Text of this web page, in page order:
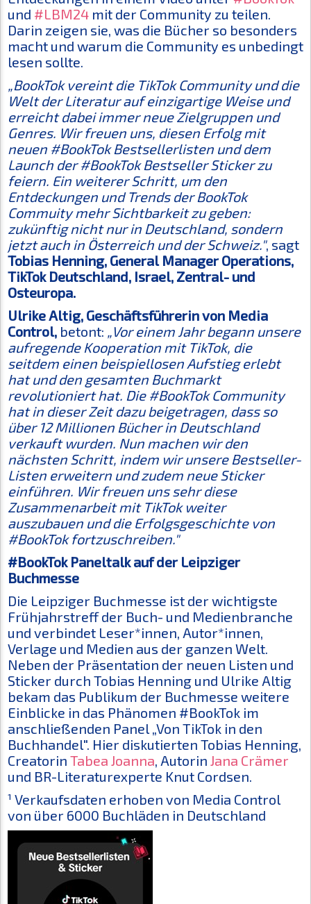
und #LBM24 mit der Community zu teilen.
Darin zeigen sie, was die Bücher so besonders
macht und warum die Community es unbedingt
lesen sollte.
„BookTok vereint die TikTok Community und die
Welt der Literatur auf einzigartige Weise und
erreicht dabei immer neue Zielgruppen und
Genres. Wir freuen uns, diesen Erfolg mit
neuen #BookTok Bestsellerlisten und dem
Launch der #BookTok Bestseller Sticker zu
feiern. Ein weiterer Schritt, um den
Entdeckungen und Trends der BookTok
Commuity mehr Sichtbarkeit zu geben:
zukünftig nicht nur in Deutschland, sondern
jetzt auch in Österreich und der Schweiz.", sagt
Tobias Henning, General Manager Operations,
TikTok Deutschland, Israel, Zentral- und
Osteuropa.
Ulrike Altig, Geschäftsführerin von Media
Control, betont: „Vor einem Jahr begann unsere
aufregende Kooperation mit TikTok, die
seitdem einen beispiellosen Aufstieg erlebt
hat und den gesamten Buchmarkt
revolutioniert hat. Die #BookTok Community
hat in dieser Zeit dazu beigetragen, dass so
über 12 Millionen Bücher in Deutschland
verkauft wurden. Nun machen wir den
nächsten Schritt, indem wir unsere Bestseller-
Listen erweitern und zudem neue Sticker
einführen. Wir freuen uns sehr diese
Zusammenarbeit mit TikTok weiter
auszubauen und die Erfolgsgeschichte von
#BookTok fortzuschreiben."
#BookTok Paneltalk auf der Leipziger
Buchmesse
Die Leipziger Buchmesse ist der wichtigste
Frühjahrstreff der Buch- und Medienbranche
und verbindet Leser*innen, Autor*innen,
Verlage und Medien aus der ganzen Welt.
Neben der Präsentation der neuen Listen und
Sticker durch Tobias Henning und Ulrike Altig
bekam das Publikum der Buchmesse weitere
Einblicke in das Phänomen #BookTok im
anschließenden Panel „Von TikTok in den
Buchhandel". Hier diskutierten Tobias Henning,
Creatorin Tabea Joanna, Autorin Jana Crämer
und BR-Literaturexperte Knut Cordsen.
¹ Verkaufsdaten erhoben von Media Control
von über 6000 Buchläden in Deutschland